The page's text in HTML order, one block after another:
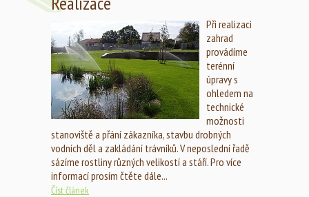
Při realizaci
zahrad
provádíme
terénní
úpravy s
ohledem na
technické
možnosti
stanoviště a přání zákazníka, stavbu drobných
vodních děl a zakládání trávníků. V neposlední řadě
sázíme rostliny různých velikostí a stáří. Pro více
informací prosím čtěte dále...
Číst článek